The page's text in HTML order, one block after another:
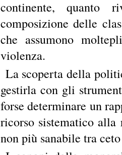
continente, quanto
composizione delle
che assumono
violenza.
La scoperta della
gestirla con gli
forse determinare un
ricorso sistematico alla
non più sanabile tra